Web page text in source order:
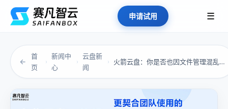
申请试用 ☰
←
首
页
›
新闻中
心
›
云盘新
闻
› 火箭云盘：你是否也因文件管理混乱而焦虑？这才...